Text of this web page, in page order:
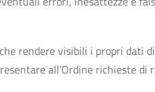
rendere visibili i propri dati
all’Ordine richieste di